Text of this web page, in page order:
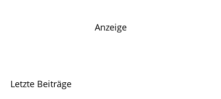
Anzeige
Letzte Beiträge